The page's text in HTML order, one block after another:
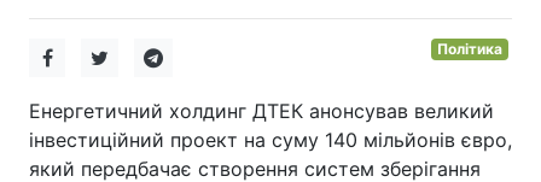
Політика
Енергетичний холдинг ДТЕК анонсував великий
інвестиційний проект на суму 140 мільйонів євро,
який передбачає створення систем зберігання